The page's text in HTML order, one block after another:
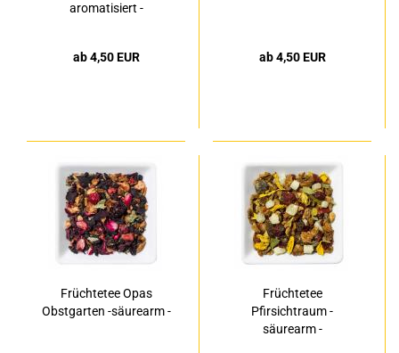
aromatisiert -
ab 4,50 EUR ab 4,50 EUR
Früchtetee Opas
Obstgarten -säurearm -
Früchtetee
Pfirsichtraum -
säurearm -